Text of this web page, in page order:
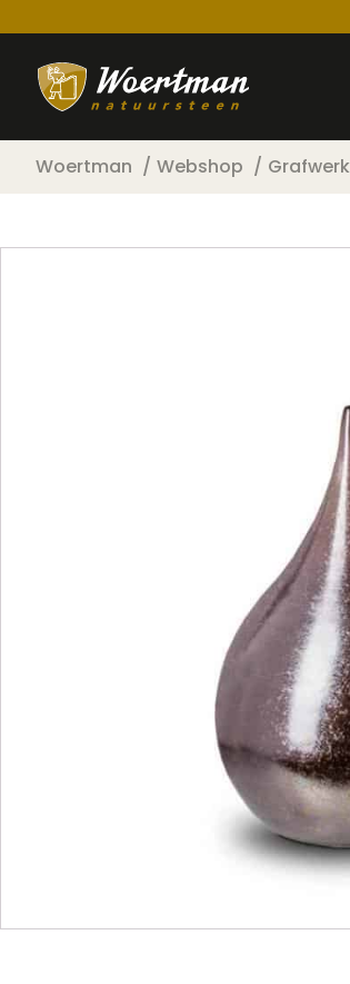
Woertman Webshop Grafwerk